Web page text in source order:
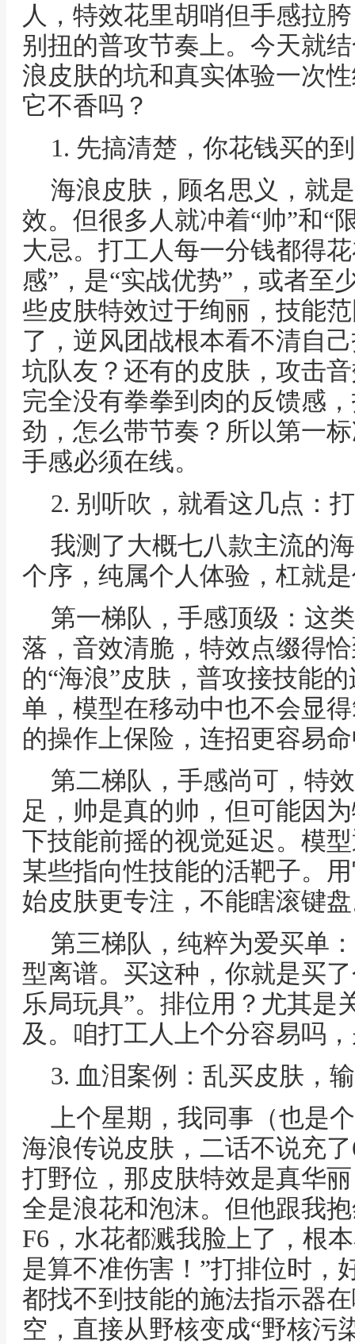
人，特效花里胡哨但手感拉
别扭的普攻节奏上。今天就
浪皮肤的坑和真实体验一次
它不香吗？
1. 先搞清楚，你花钱买的
海浪皮肤，顾名思义，就
效。但很多人就冲着“帅”和“
大忌。打工人每一分钱都得
感”，是“实战优势”，或者至
些皮肤特效过于绚丽，技能
了，逆风团战根本看不清自
坑队友？还有的皮肤，攻击
完全没有拳拳到肉的反馈感
劲，怎么带节奏？所以第一
手感必须在线。
2. 别听吹，就看这几点：
我测了大概七八款主流的
个序，纯属个人体验，杠就
第一梯队，手感顶级：这
落，音效清脆，特效点缀得
的“海浪”皮肤，普攻接技能
单，模型在移动中也不会显
的操作上保险，连招更容易
第二梯队，手感尚可，特
足，帅是真的帅，但可能因
下技能前摇的视觉延迟。模
某些指向性技能的活靶子。
始皮肤更专注，不能瞎滚键
第三梯队，纯粹为爱买单
型离谱。买这种，你就是买
乐局玩具”。排位用？尤其是
及。咱打工人上个分容易吗
3. 血泪案例：乱买皮肤，
上个星期，我同事（也是
海浪传说皮肤，二话不说充
打野位，那皮肤特效是真华
全是浪花和泡沫。但他跟我
F6，水花都溅我脸上了，根
是算不准伤害！”打排位时，
都找不到技能的施法指示器
空，直接从野核变成“野核污